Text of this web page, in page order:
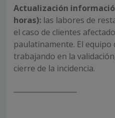
Actualización
horas): las labores de
el caso de clientes
paulatinamente. El equipo
trabajando en la
cierre de la incidencia.